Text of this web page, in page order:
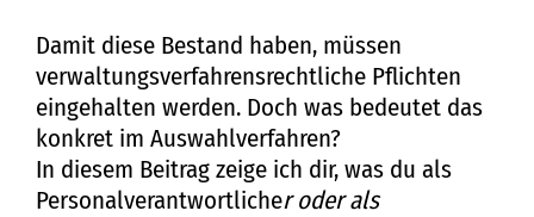
Damit diese Bestand haben, müssen
verwaltungsverfahrensrechtliche Pflichten
eingehalten werden. Doch was bedeutet das
konkret im Auswahlverfahren?
In diesem Beitrag zeige ich dir, was du als
Personalverantwortlicher oder als